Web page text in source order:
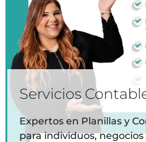
Servicios
Expertos en Planillas y
para individuos,